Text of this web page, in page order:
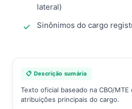
lateral)
Sinônimos do cargo
📋 Descrição sumária
Texto oficial baseado na CBO/
atribuições principais do cargo.